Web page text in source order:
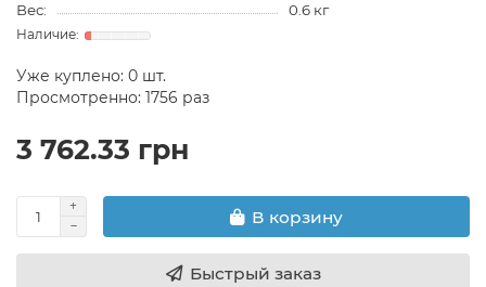
Вес:
0.6 кг
Уже куплено: 0 шт.
Просмотренно: 1756 раз
3 762.33 грн
В корзину
Быстрый заказ